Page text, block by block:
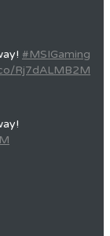
#MSIGaming
Rj7dALMB2M